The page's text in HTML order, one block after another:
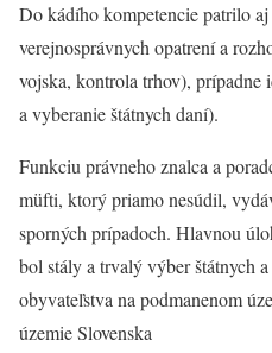
Do kádího kompetencie patrilo
verejnosprávnych opatrení a
vojska, kontrola trhov), prípadne
a vyberanie štátnych daní).
Funkciu právneho znalca a
müfti, ktorý priamo nesúdil,
sporných prípadoch. Hlavnou
bol stály a trvalý výber štátnych
obyvateľstva na podmanenom
územie Slovenska